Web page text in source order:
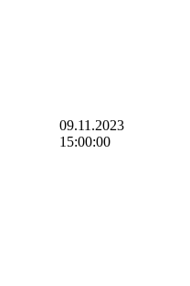
09.11.2023
15:00:00